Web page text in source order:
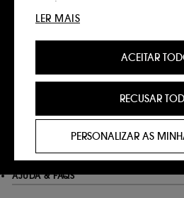
Click&Collect
Recolha em loja em 2
Pagamentos
Métodos de
Saber mais
AJUDA & FAQS
técnico do site e não podem
personalizada,
preferências, e fornecer-te
medida do teu perfil.
utilizados para lhe
possam ser do seu interesse
plataformas de redes sociais,
ACEITAR
PERSONALIZAR AS
RECUSAR
LER MAIS